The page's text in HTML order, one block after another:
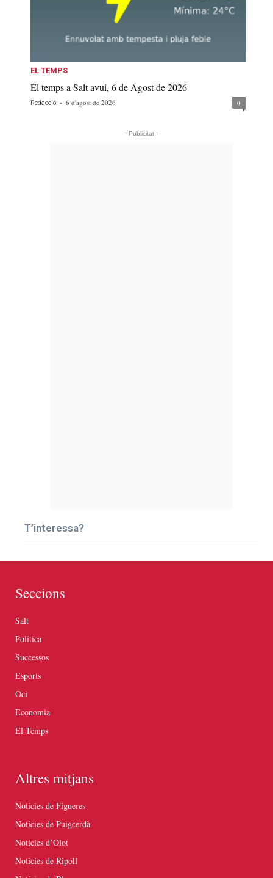
EL TEMPS
El temps a Salt avui, 6 de Agost de 2026
Redacció - 6 d'agost de 2026 0
- Publicitat -
T’interessa?
Seccions
Salt
Política
Successos
Esports
Oci
Economia
El Temps
Altres mitjans
Notícies de Figueres
Notícies de Puigcerdà
Notícies d’Olot
Notícies de Ripoll